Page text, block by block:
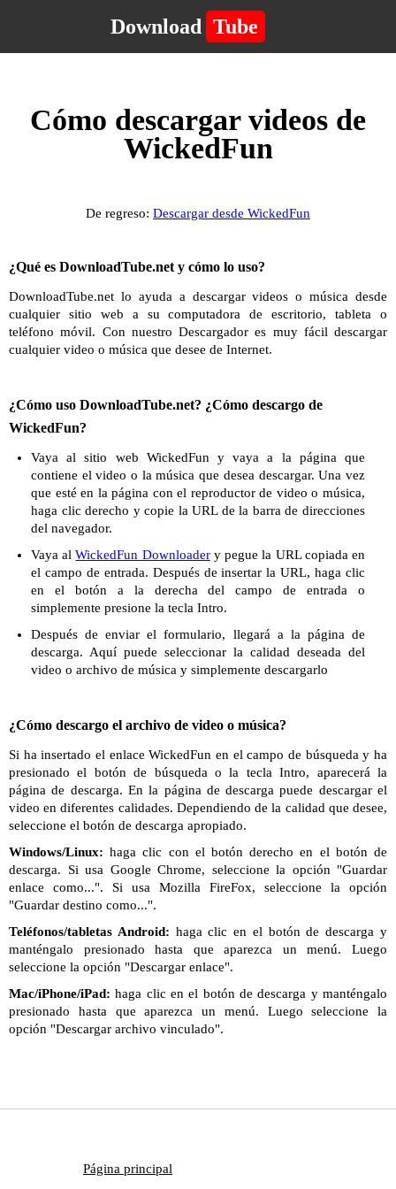
Download Tube
Cómo descargar videos de
WickedFun
De regreso: Descargar desde WickedFun
¿Qué es DownloadTube.net y cómo lo uso?
DownloadTube.net lo ayuda a descargar videos o música desde
cualquier sitio web a su computadora de escritorio, tableta o
teléfono móvil. Con nuestro Descargador es muy fácil descargar
cualquier video o música que desee de Internet.
¿Cómo uso DownloadTube.net? ¿Cómo descargo de
WickedFun?
Vaya al sitio web WickedFun y vaya a la página que
contiene el video o la música que desea descargar. Una vez
que esté en la página con el reproductor de video o música,
haga clic derecho y copie la URL de la barra de direcciones
del navegador.
Vaya alWickedFun Downloadery pegue la URL copiada en
el campo de entrada. Después de insertar la URL, haga clic
en el botón a la derecha del campo de entrada o
simplemente presione la tecla Intro.
Después de enviar el formulario, llegará a la página de
descarga. Aquí puede seleccionar la calidad deseada del
video o archivo de música y simplemente descargarlo
¿Cómo descargo el archivo de video o música?
Si ha insertado el enlace WickedFun en el campo de búsqueda y ha
presionado el botón de búsqueda o la tecla Intro, aparecerá la
página de descarga. En la página de descarga puede descargar el
video en diferentes calidades. Dependiendo de la calidad que desee,
seleccione el botón de descarga apropiado.
Windows/Linux: haga clic con el botón derecho en el botón de
descarga. Si usa Google Chrome, seleccione la opción "Guardar
enlace como...". Si usa Mozilla FireFox, seleccione la opción
"Guardar destino como...".
Teléfonos/tabletas Android: haga clic en el botón de descarga y
manténgalo presionado hasta que aparezca un menú. Luego
seleccione la opción "Descargar enlace".
Mac/iPhone/iPad: haga clic en el botón de descarga y manténgalo
presionado hasta que aparezca un menú. Luego seleccione la
opción "Descargar archivo vinculado".
Página principal